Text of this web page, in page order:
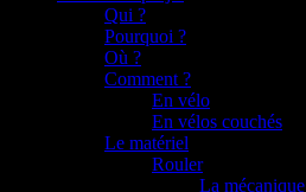
Qui ?
Pourquoi ?
Où ?
Comment ?
En vélo
En vélos couchés
Le matériel
Rouler
La mécanique